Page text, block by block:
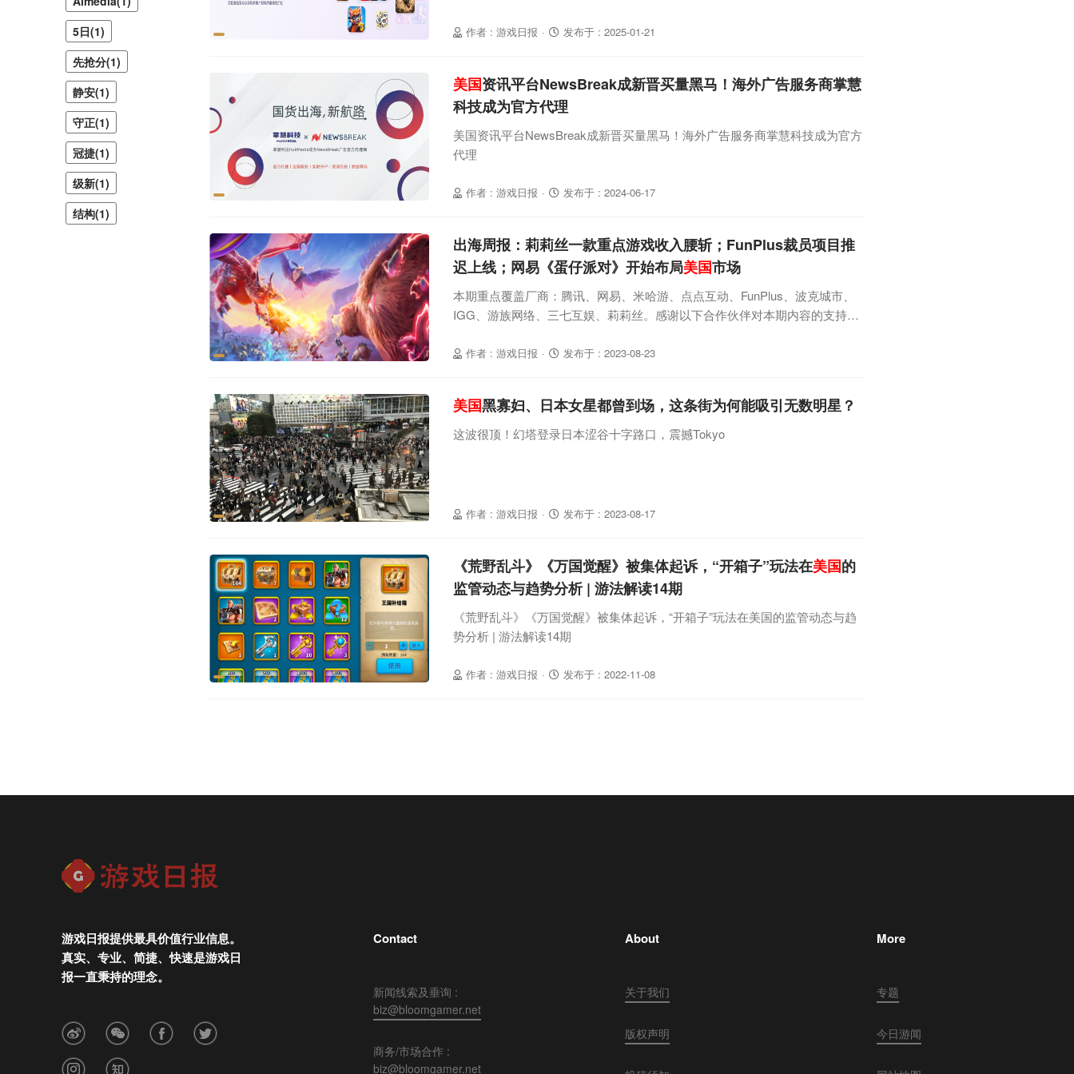
5日(1)
先抢分(1)
静安(1)
守正(1)
冠捷(1)
级新(1)
结构(1)
作者 : 游戏日报 · 发布于 : 2025-01-21
作者 : 游戏日报 · 发布于 : 2024-06-17
美国资讯平台NewsBreak成新晋买量黑马！海外广告服务商掌慧
科技成为官方代理
美国资讯平台NewsBreak成新晋买量黑马！海外广告服务商掌慧科技成为官方
代理
作者 : 游戏日报 · 发布于 : 2023-08-23
出海周报：莉莉丝一款重点游戏收入腰斩；FunPlus裁员项目推
迟上线；网易《蛋仔派对》开始布局美国市场
本期重点覆盖厂商：腾讯、网易、米哈游、点点互动、FunPlus、波克城市、
IGG、游族网络、三七互娱、莉莉丝。感谢以下合作伙伴对本期内容的支持：
对》投放了一些新广告，虽然尝试了日本、韩国、印尼、德国、新加坡、阿联
作者 : 游戏日报 · 发布于 : 2023-08-17
美国黑寡妇、日本女星都曾到场，这条街为何能吸引无数明星？
这波很顶！幻塔登录日本涩谷十字路口，震撼Tokyo
作者 : 游戏日报 · 发布于 : 2022-11-08
《荒野乱斗》《万国觉醒》被集体起诉，“开箱子”玩法在美国的
监管动态与趋势分析 | 游法解读14期
《荒野乱斗》《万国觉醒》被集体起诉，“开箱子”玩法在美国的监管动态与趋
势分析 | 游法解读14期
游戏日报提供最具价值行业信息。
真实、专业、简捷、快速是游戏日
报一直秉持的理念。
Contact
新闻线索及垂询 :
biz@bloomgamer.net
商务/市场合作 :
biz@bloomgamer.net
About
关于我们
版权声明
More
专题
今日游闻